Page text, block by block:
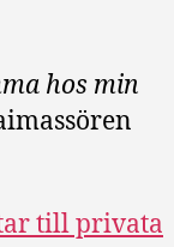
hos min
till privata